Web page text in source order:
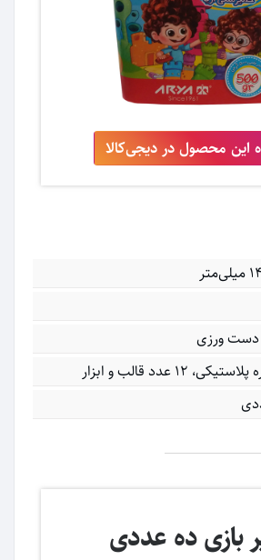
این محصول در دیجی‌کالا
ورزی
عدد قالب و ابزار
بازی ده عددی